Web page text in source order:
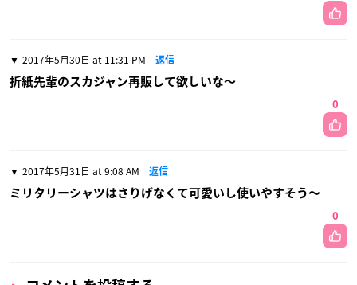
2017年5月30日 at 11:31 PM 返信
折紙先輩のスカジャン再販して欲しいな〜
0
2017年5月31日 at 9:08 AM 返信
ミリタリーシャツはさりげなくて可愛いし使いやすそう〜
0